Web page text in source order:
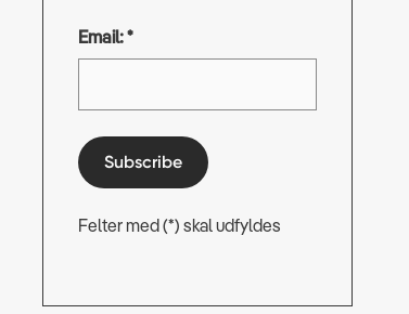
Email: *
Subscribe
Felter med (*) skal udfyldes